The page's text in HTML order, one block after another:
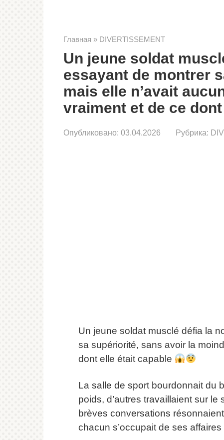
Главная » DIVERTISSEMENT
Un jeune soldat
essayant de montrer
mais elle n’avait
vraiment et de ce
Опубликовано: 03.04.2026 Рубрика:
Un jeune soldat musclé défia la
sa supériorité, sans avoir la
dont elle était capable
La salle de sport bourdonnait du
poids, d’autres travaillaient sur
brèves conversations
chacun s’occupait de ses